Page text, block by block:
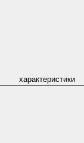
характеристики